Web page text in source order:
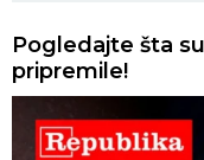
Pogledajte šta
pripremile!